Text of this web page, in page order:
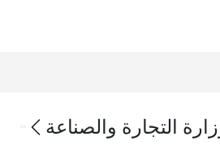
التجارة والصناعة